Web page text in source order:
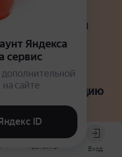
Транзиты Вход
и ценным
знания.
на путь
инструкцию
решений,
мешающее
личную